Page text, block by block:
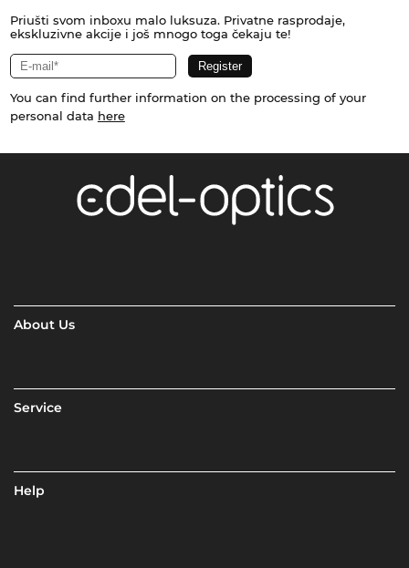
Priušti svom inboxu malo luksuza. Privatne rasprodaje,
ekskluzivne akcije i još mnogo toga čekaju te!
You can find further information on the processing of your
personal data here
About Us
Service
Help